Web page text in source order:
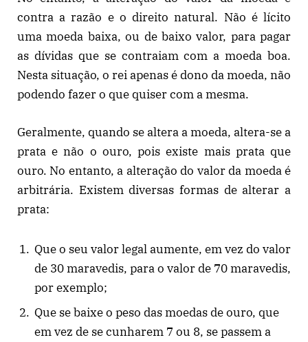
contra a razão e o direito natural. Não é lícito
uma moeda baixa, ou de baixo valor, para pagar
as dívidas que se contraiam com a moeda boa.
Nesta situação, o rei apenas é dono da moeda, não
podendo fazer o que quiser com a mesma.
Geralmente, quando se altera a moeda, altera-se a
prata e não o ouro, pois existe mais prata que
ouro. No entanto, a alteração do valor da moeda é
arbitrária. Existem diversas formas de alterar a
prata:
Que o seu valor legal aumente, em vez do valor
de 30 maravedis, para o valor de 70 maravedis,
por exemplo;
Que se baixe o peso das moedas de ouro, que
em vez de se cunharem 7 ou 8, se passem a